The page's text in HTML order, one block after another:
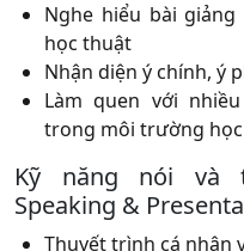
Nghe hiểu bài
học thuật
Nhận diện ý chính, ý
Làm quen với
trong môi trường học
Kỹ năng nói và
Speaking &
Thuyết trình cá nhân